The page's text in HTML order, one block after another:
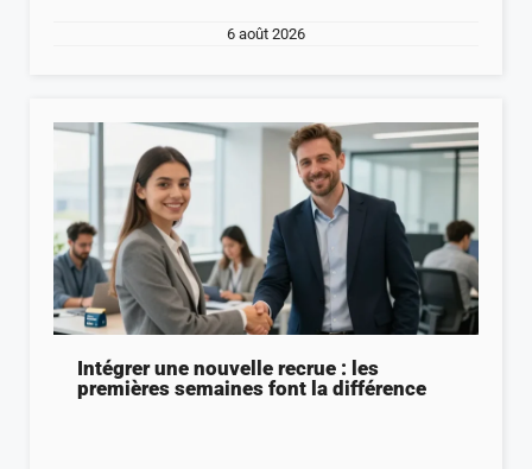
6 août 2026
Intégrer une nouvelle recrue : les
premières semaines font la différence